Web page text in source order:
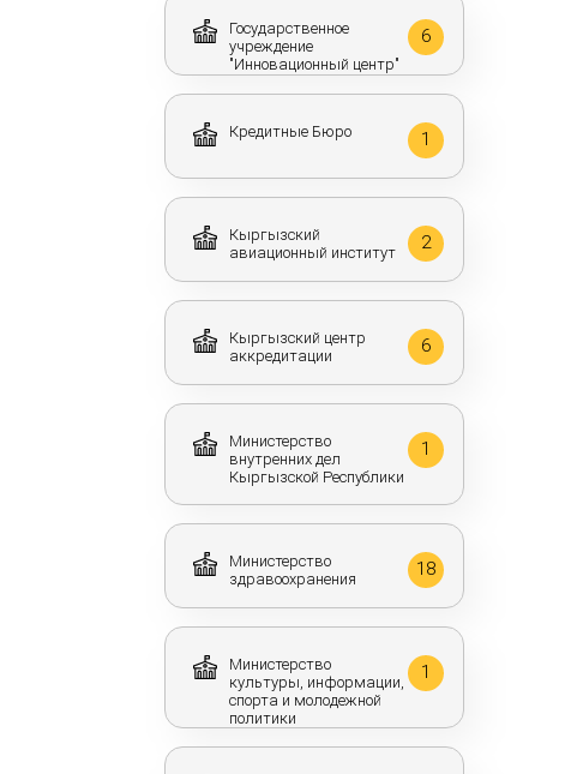
Государственное
учреждение
"Инновационный центр"
6
Кредитные Бюро 1
Кыргызский
авиационный институт
2
Кыргызский центр
аккредитации
6
Министерство
внутренних дел
Кыргызской Республики
1
Министерство
здравоохранения
18
Министерство
культуры, информации,
спорта и молодежной
политики
1